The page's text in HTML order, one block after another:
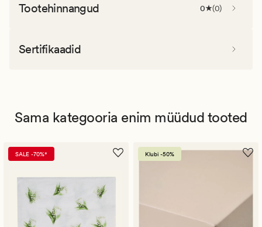
Tootehinnangud 0 (0)
Sertifikaadid
Sama kategooria enim müüdud tooted
SALE -70%* Klubi -50%